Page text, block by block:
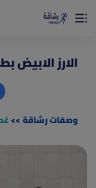
×
حساب الخطوات
الارز الابيض
وصفات رشاقة>>